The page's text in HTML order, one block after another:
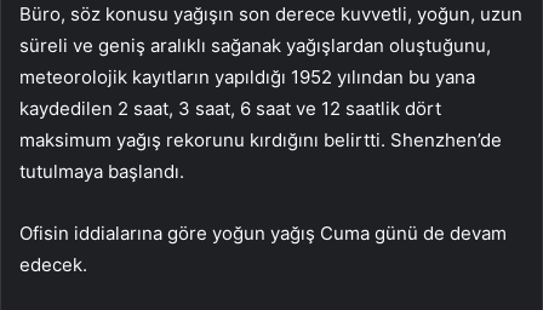
Büro, söz konusu yağışın son derece kuvvetli, yoğun, uzun
süreli ve geniş aralıklı sağanak yağışlardan oluştuğunu,
meteorolojik kayıtların yapıldığı 1952 yılından bu yana
kaydedilen 2 saat, 3 saat, 6 saat ve 12 saatlik dört
maksimum yağış rekorunu kırdığını belirtti. Shenzhen’de
tutulmaya başlandı.
Ofisin iddialarına göre yoğun yağış Cuma günü de devam
edecek.